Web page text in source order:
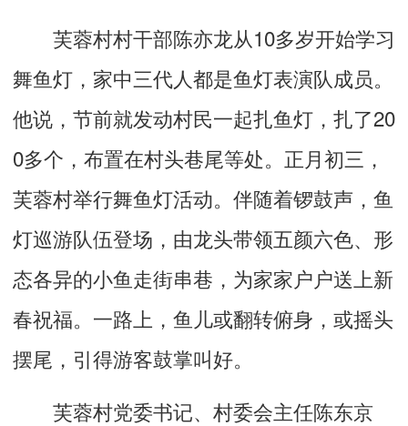
芙蓉村村干部陈亦龙从10多岁开始学习
舞鱼灯，家中三代人都是鱼灯表演队成员。
他说，节前就发动村民一起扎鱼灯，扎了20
0多个，布置在村头巷尾等处。正月初三，
芙蓉村举行舞鱼灯活动。伴随着锣鼓声，鱼
灯巡游队伍登场，由龙头带领五颜六色、形
态各异的小鱼走街串巷，为家家户户送上新
春祝福。一路上，鱼儿或翻转俯身，或摇头
摆尾，引得游客鼓掌叫好。
芙蓉村党委书记、村委会主任陈东京